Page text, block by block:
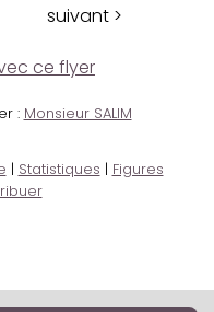
suivant >
ce flyer
: Monsieur SALIM
| Statistiques | Figures